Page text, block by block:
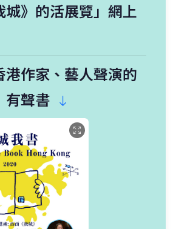
城》的活展覽」網上
港作家、藝人聲演的
有聲書